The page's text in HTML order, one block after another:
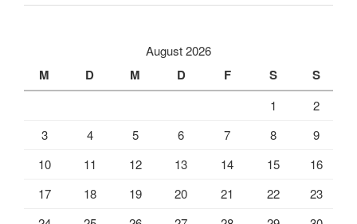
August 2026
M D M D F S S
1
2
3
4 5 6 7 8
9
10
11 12 13 14 15
16
17
18 19 20 21 22
23